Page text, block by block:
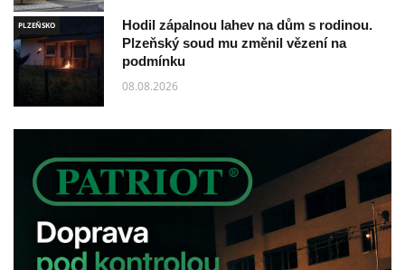
PLZEŇSKO
Hodil zápalnou lahev na dům s rodinou.
Plzeňský soud mu změnil vězení na
podmínku
08.08.2026